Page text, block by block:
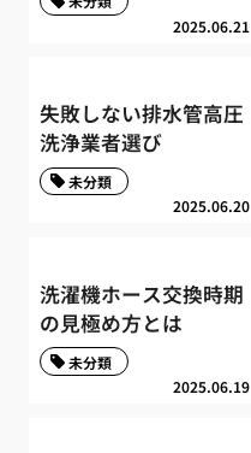
2025.06.21
失敗しない排水管高圧
洗浄業者選び
2025.06.20
未分類
洗濯機ホース交換時期
の見極め方とは
2025.06.19
未分類